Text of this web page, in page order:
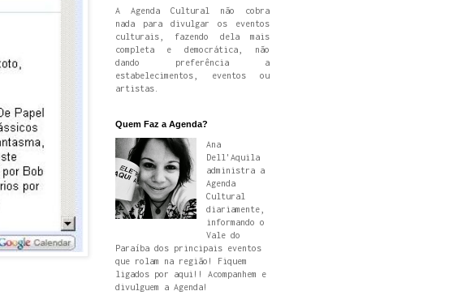
A Agenda Cultural não cobra
nada para divulgar os eventos
culturais, fazendo dela mais
completa e democrática, não
dando preferência a
estabelecimentos, eventos ou
artistas.
Quem Faz a Agenda?
Ana
Dell'Aquila
administra a
Agenda
Cultural
diariamente,
informando o
Vale do
Paraíba dos principais eventos
que rolam na região! Fiquem
ligados por aqui!! Acompanhem e
divulguem a Agenda!